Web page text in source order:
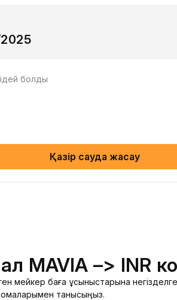
болды
Қазір сауда жасау
MAVIA –> INR
мейкер баға ұсыныстарына
танысыңыз.